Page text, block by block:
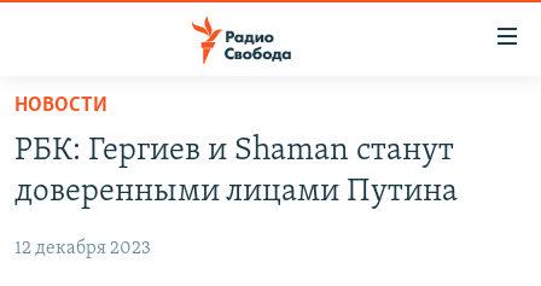
упрощенного
доступа
основному
ПОДКАСТЫ
АВТОРСКИЕ ПРОЕКТЫ
ЦИТАТЫ СВОБОДЫ
НОВОСТИ
РБК: Гергиев и Shaman станут
доверенными лицами Путина
12 декабря 2023